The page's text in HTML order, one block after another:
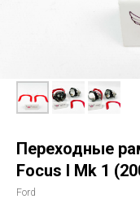
Переходные
Focus I Mk 1
Ford